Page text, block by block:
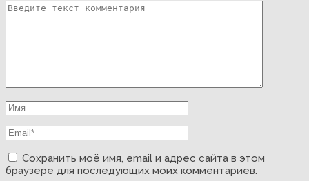
Сохранить моё имя, email и адрес сайта в этом
браузере для последующих моих комментариев.